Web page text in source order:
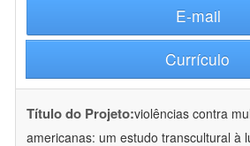
E-mail
Currículo
Título do Projeto:violências contra
americanas: um estudo transcultural à